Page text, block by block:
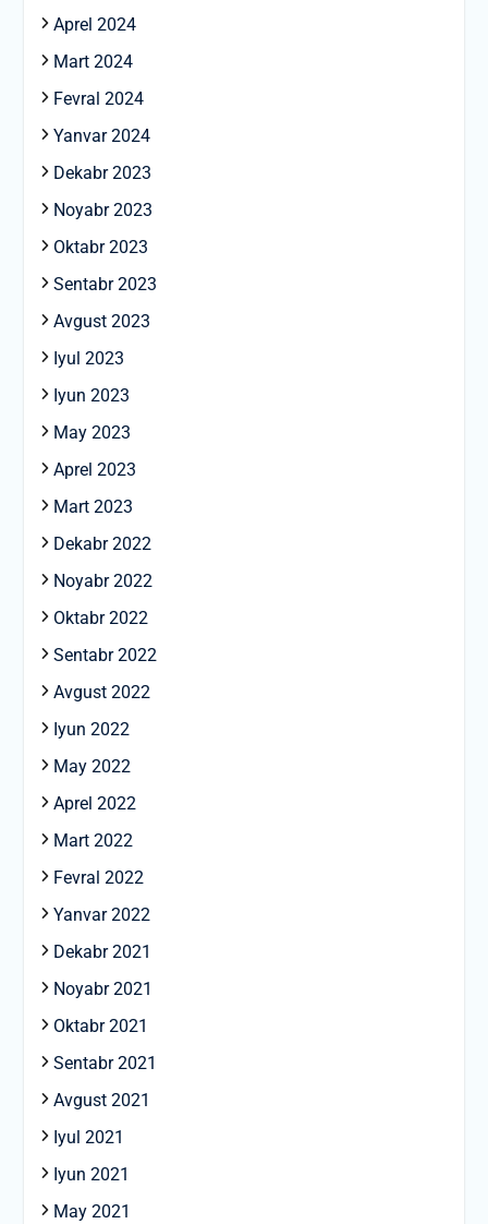
Aprel 2024
Mart 2024
Fevral 2024
Yanvar 2024
Dekabr 2023
Noyabr 2023
Oktabr 2023
Sentabr 2023
Avgust 2023
Iyul 2023
Iyun 2023
May 2023
Aprel 2023
Mart 2023
Dekabr 2022
Noyabr 2022
Oktabr 2022
Sentabr 2022
Avgust 2022
Iyun 2022
May 2022
Aprel 2022
Mart 2022
Fevral 2022
Yanvar 2022
Dekabr 2021
Noyabr 2021
Oktabr 2021
Sentabr 2021
Avgust 2021
Iyul 2021
Iyun 2021
May 2021